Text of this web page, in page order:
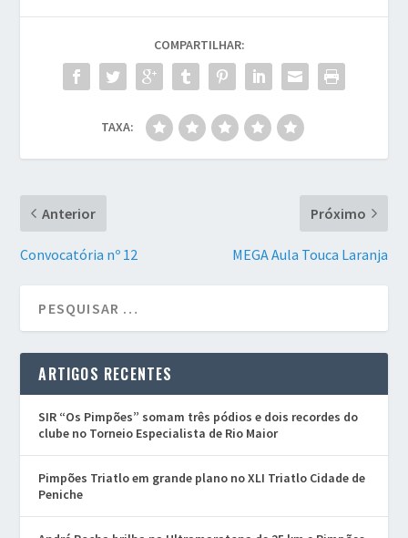
COMPARTILHAR:
TAXA:
Anterior
Convocatória nº 12
Próximo
MEGA Aula Touca Laranja
ARTIGOS RECENTES
SIR “Os Pimpões” somam três pódios e dois recordes do
clube no Torneio Especialista de Rio Maior
Pimpões Triatlo em grande plano no XLI Triatlo Cidade de
Peniche